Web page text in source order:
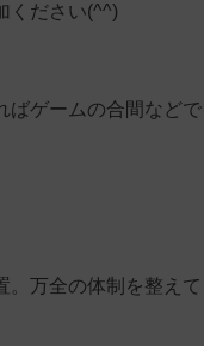
ください(^^)
ばゲームの合間などで
。万全の体制を整えて